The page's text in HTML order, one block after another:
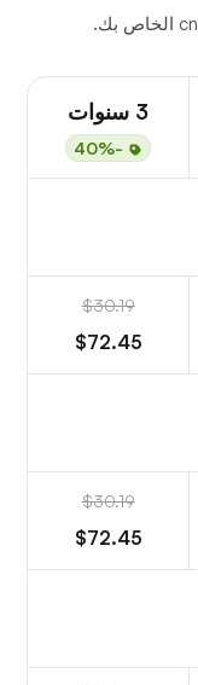
3 سنوات
-40%
$30.19
$72.45
$30.19
$72.45